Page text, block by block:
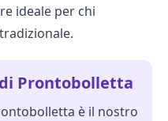
ideale per chi
Prontobolletta
è il nostro